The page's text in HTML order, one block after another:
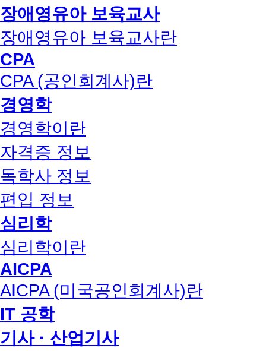
장애영유아 보육교사
장애영유아 보육교사란
CPA
CPA (공인회계사)란
경영학
경영학이란
자격증 정보
독학사 정보
편입 정보
심리학
심리학이란
AICPA
AICPA (미국공인회계사)란
IT 공학
기사 · 산업기사